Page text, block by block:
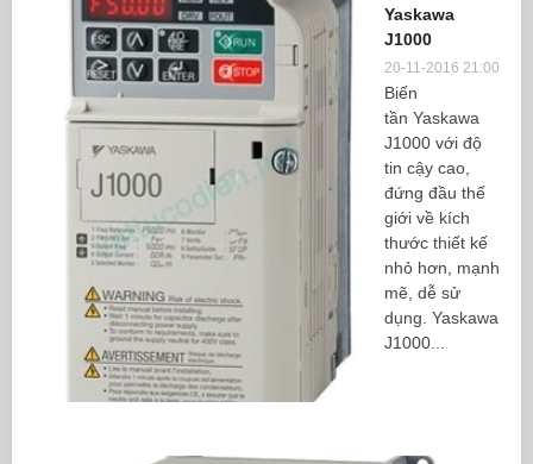
Yaskawa
J1000
20-11-2016 21:00
Biến
tần Yaskawa
J1000 với độ
tin cậy cao,
đứng đầu thế
giới về kích
thước thiết kế
nhỏ hơn, mạnh
mẽ, dễ sử
dụng. Yaskawa
J1000...